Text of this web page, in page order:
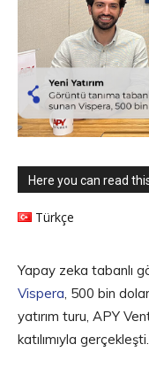
Here you can read
Türkçe
Yapay zeka tabanlı
Vispera , 500 bin
yatırım turu, APY
katılımıyla gerçekleşti.